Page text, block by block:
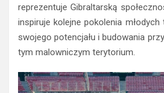
reprezentuje Gibraltarską
inspiruje kolejne pokolenia
swojego potencjału i budowania
tym malowniczym terytorium.